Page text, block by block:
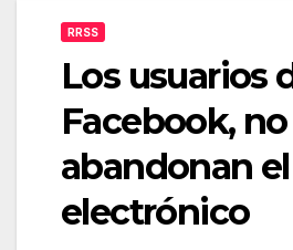
RRSS
Los usuarios
Facebook, no
abandonan
electrónico